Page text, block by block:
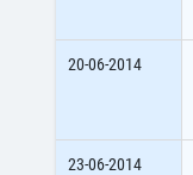
20-06-2014
23-06-2014